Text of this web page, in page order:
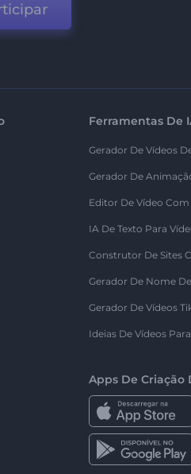
Ferramentas De
Gerador De Vídeos
Gerador De
Editor De Vídeo
IA De Texto Para
Construtor De Sites
Gerador De Nome
Gerador De Vídeos
Ideias De Vídeos
Apps De Criação